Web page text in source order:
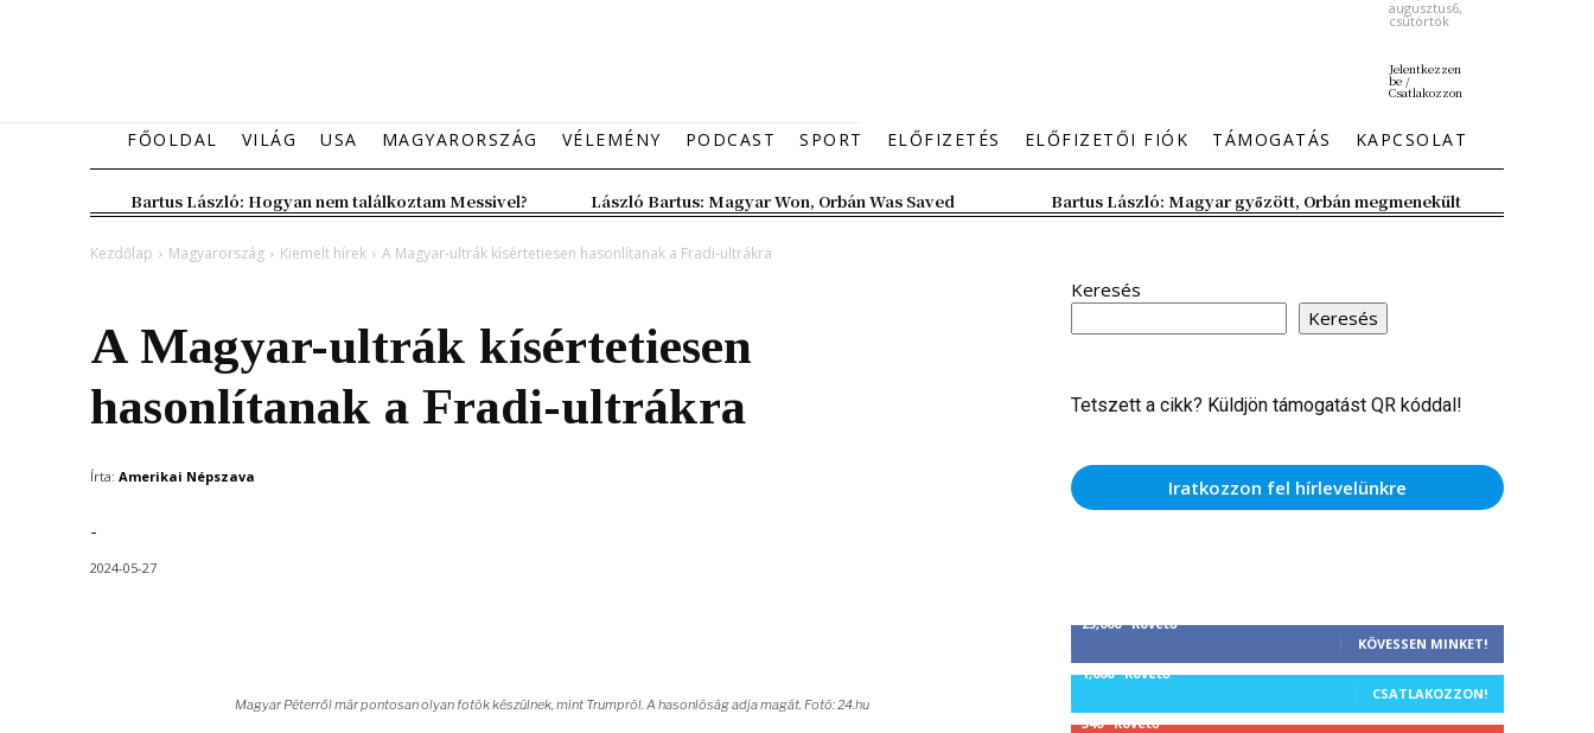
augusztus6,
csütörtök
Jelentkezzen
be /
Csatlakozzon
FŐOLDAL VILÁG USA MAGYARORSZÁG VÉLEMÉNY PODCAST SPORT ELŐFIZETÉS ELŐFIZETŐI FIÓK TÁMOGATÁS KAPCSOLAT
Bartus László: Hogyan nem találkoztam Messivel? László Bartus: Magyar Won, Orbán Was Saved Bartus László: Magyar győzött, Orbán megmenekült
Kezdőlap Magyarország Kiemelt hírek A Magyar-ultrák kísértetiesen hasonlítanak a Fradi-ultrákra
A Magyar-ultrák kísértetiesen
hasonlítanak a Fradi-ultrákra
Írta: Amerikai Népszava
-
2024-05-27
Magyar Péterről már pontosan olyan fotók készülnek, mint Trumpról. A hasonlóság adja magát. Fotó: 24.hu
Keresés
Keresés
Tetszett a cikk? Küldjön támogatást QR kóddal!
Iratkozzon fel hírlevelünkre
25,000 Követő
KÖVESSEN MINKET!
1,000 Követő
CSATLAKOZZON!
340 Követő